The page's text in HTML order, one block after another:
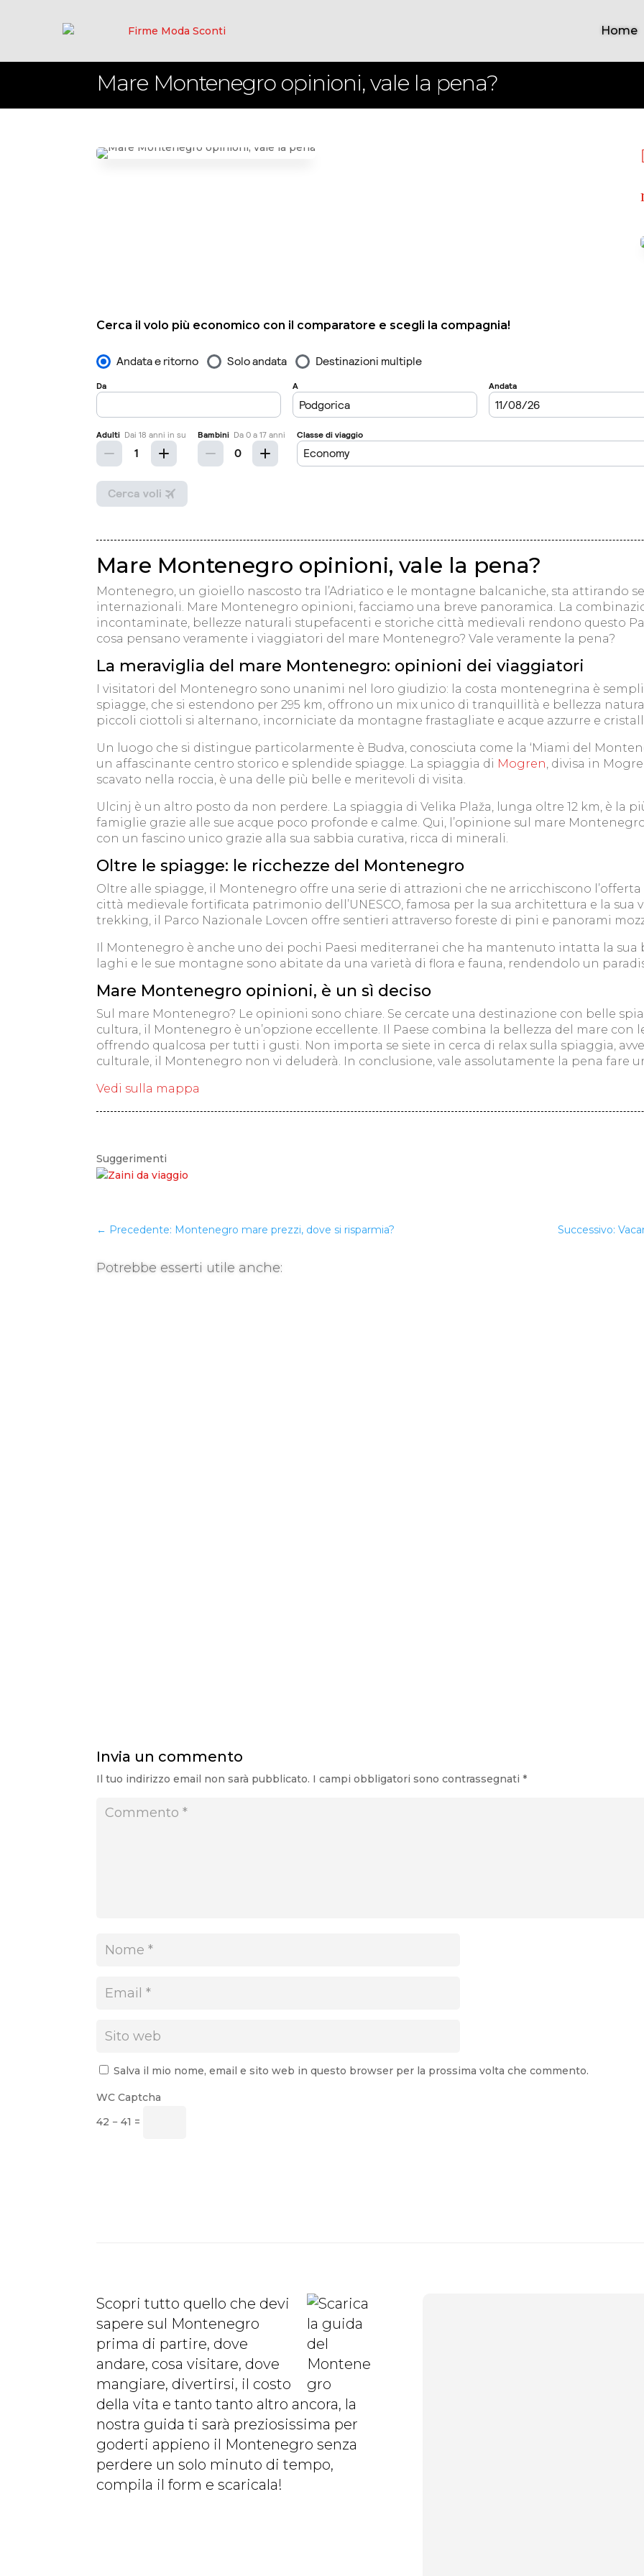
Home
Mare Montenegro opinioni, vale la pena?
Cerca il volo più economico con il comparatore e scegli la compagnia!
Mare Montenegro opinioni, vale la pena?
Montenegro, un gioiello nascosto tra l’Adriatico e le montagne balcaniche, sta attirando
internazionali. Mare Montenegro opinioni, facciamo una breve panoramica. La
incontaminate, bellezze naturali stupefacenti e storiche città medievali rendono questo
cosa pensano veramente i viaggiatori del mare Montenegro? Vale veramente la pena?
La meraviglia del mare Montenegro: opinioni dei viaggiatori
I visitatori del Montenegro sono unanimi nel loro giudizio: la costa montenegrina è
spiagge, che si estendono per 295 km, offrono un mix unico di tranquillità e bellezza
piccoli ciottoli si alternano, incorniciate da montagne frastagliate e acque azzurre e
Un luogo che si distingue particolarmente è Budva, conosciuta come la ‘Miami del
un affascinante centro storico e splendide spiagge. La spiaggia di Mogren, divisa in
scavato nella roccia, è una delle più belle e meritevoli di visita.
Ulcinj è un altro posto da non perdere. La spiaggia di Velika Plaža, lunga oltre 12 km, è la
famiglie grazie alle sue acque poco profonde e calme. Qui, l’opinione sul mare
con un fascino unico grazie alla sua sabbia curativa, ricca di minerali.
Oltre le spiagge: le ricchezze del Montenegro
Oltre alle spiagge, il Montenegro offre una serie di attrazioni che ne arricchiscono l’offerta
città medievale fortificata patrimonio dell’UNESCO, famosa per la sua architettura e la sua
trekking, il Parco Nazionale Lovcen offre sentieri attraverso foreste di pini e panorami
Il Montenegro è anche uno dei pochi Paesi mediterranei che ha mantenuto intatta la sua
laghi e le sue montagne sono abitate da una varietà di flora e fauna, rendendolo un
Mare Montenegro opinioni, è un sì deciso
Sul mare Montenegro? Le opinioni sono chiare. Se cercate una destinazione con belle
cultura, il Montenegro è un’opzione eccellente. Il Paese combina la bellezza del mare con
offrendo qualcosa per tutti i gusti. Non importa se siete in cerca di relax sulla spiaggia,
culturale, il Montenegro non vi deluderà. In conclusione, vale assolutamente la pena fare
Vedi sulla mappa
Suggerimenti
← Precedente: Montenegro mare prezzi, dove si risparmia? Successivo:
Potrebbe esserti utile anche:
Invia un commento
Il tuo indirizzo email non sarà pubblicato. I campi obbligatori sono contrassegnati*
Salva il mio nome, email e sito web in questo browser per la prossima volta che commento.
WC Captcha
42 − 41 =
Scopri tutto quello che devi
sapere sul Montenegro
prima di partire, dove
andare, cosa visitare, dove
mangiare, divertirsi, il costo
della vita e tanto tanto altro ancora, la
nostra guida ti sarà preziosissima per
goderti appieno il Montenegro senza
perdere un solo minuto di tempo,
compila il form e scaricala!